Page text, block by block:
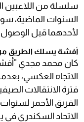
سلسلة من اللاعبين
السنوات الماضية،
لأحدهما قبل الوصول
أفشة يسلك الطريق من
كان محمد مجدي "أفشة"
الاتجاه العكسي،
الفريق الأحمر
الاتحاد السكندري في يناير